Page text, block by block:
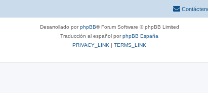
Desarrollado porphpBB® Forum Software © phpBB Limited
Traducción al español porphpBB España
PRIVACY_LINK | TERMS_LINK